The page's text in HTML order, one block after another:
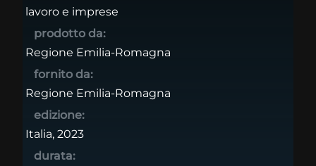
lavoro e imprese
prodotto da:
Regione Emilia-Romagna
fornito da:
Regione Emilia-Romagna
edizione:
Italia, 2023
durata: